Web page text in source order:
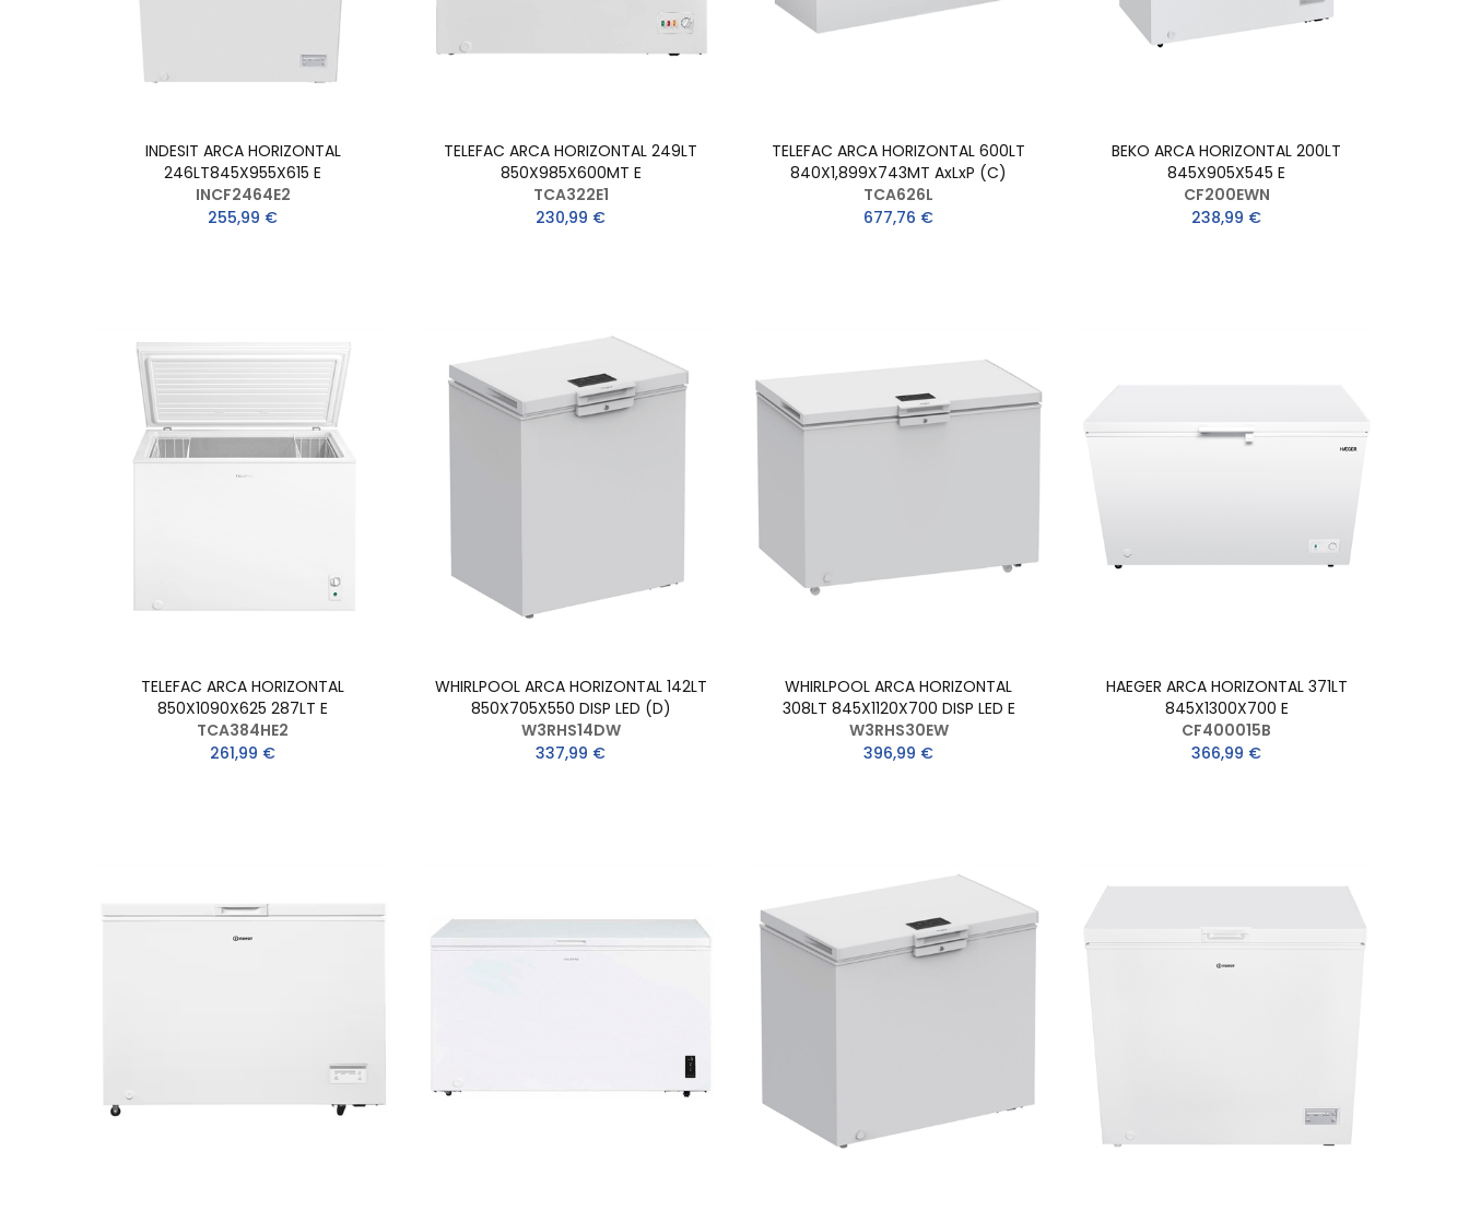
INDESIT ARCA HORIZONTAL
246LT845X955X615 E
INCF2464E2
255,99 €
TELEFAC ARCA HORIZONTAL 249LT
850X985X600MT E
TCA322E1
230,99 €
TELEFAC ARCA HORIZONTAL 600LT
840X1,899X743MT AxLxP (C)
TCA626L
677,76 €
BEKO ARCA HORIZONTAL 200LT
845X905X545 E
CF200EWN
238,99 €
TELEFAC ARCA HORIZONTAL
850X1090X625 287LT E
TCA384HE2
261,99 €
WHIRLPOOL ARCA HORIZONTAL 142LT
850X705X550 DISP LED (D)
W3RHS14DW
337,99 €
WHIRLPOOL ARCA HORIZONTAL
308LT 845X1120X700 DISP LED E
W3RHS30EW
396,99 €
HAEGER ARCA HORIZONTAL 371LT
845X1300X700 E
CF400015B
366,99 €